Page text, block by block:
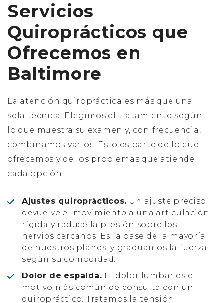
Servicios
Quiroprácticos que
Ofrecemos en
Baltimore
La atención quiropráctica es más que una
sola técnica. Elegimos el tratamiento según
lo que muestra su examen y, con frecuencia,
combinamos varios. Esto es parte de lo que
ofrecemos y de los problemas que atiende
cada opción.
Ajustes quiroprácticos. Un ajuste preciso
devuelve el movimiento a una articulación
rígida y reduce la presión sobre los
nervios cercanos. Es la base de la mayoría
de nuestros planes, y graduamos la fuerza
según su comodidad.
Dolor de espalda. El dolor lumbar es el
motivo más común de consulta con un
quiropráctico. Tratamos la tensión